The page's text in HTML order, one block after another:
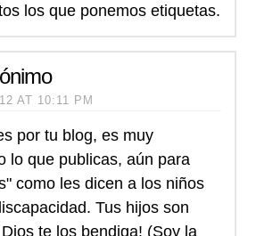
los que ponemos etiquetas.
AT 10:11 PM
por tu blog, es muy
lo que publicas, aún para
como les dicen a los niños
Tus hijos son
te los bendiga! (Soy la